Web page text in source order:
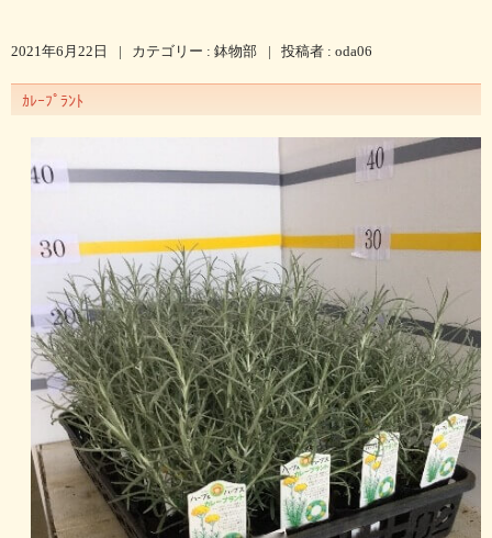
2021年6月22日 | カテゴリー : 鉢物部 | 投稿者 : oda06
ｶﾚｰﾌﾟﾗﾝﾄ